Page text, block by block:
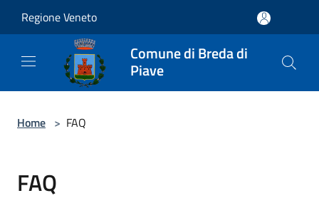
Regione Veneto
Comune di Breda di
Piave
Home > FAQ
FAQ